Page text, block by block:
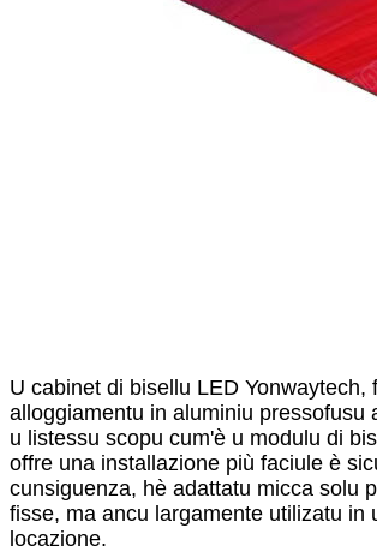
U cabinet di bisellu LED Yonwaytech,
alloggiamentu in aluminiu pressofusu
u listessu scopu cum'è u modulu di
offre una installazione più faciule è
cunsiguenza, hè adattatu micca solu
fisse, ma ancu largamente utilizatu in
locazione.